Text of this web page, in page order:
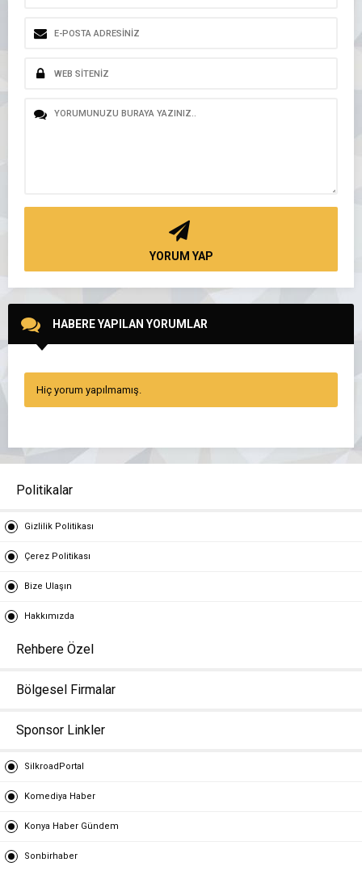
YORUM YAP
HABERE YAPILAN YORUMLAR
Hiç yorum yapılmamış.
Politikalar
Gizlilik Politikası
Çerez Politikası
Bize Ulaşın
Hakkımızda
Rehbere Özel
Bölgesel Firmalar
Sponsor Linkler
SilkroadPortal
Komediya Haber
Konya Haber Gündem
Sonbirhaber